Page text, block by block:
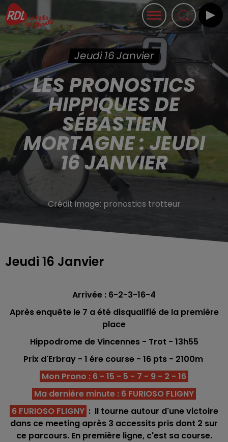
Jeudi 16 Janvier
LES PRONOSTICS
HIPPIQUES DE
SÉBASTIEN
MORTAGNE : JEUDI
16 JANVIER
Crédit image: pronostics trotteur
Jeudi 16 Janvier
Arrivée : 6-2-3-16-4
Après enquête le 7 a été disqualifié de la première
place
Hippodrome de Vincennes - Trot - 13h55
Prix d'Erbray - 1 ére course - 16 pts - 2100m
Mon Prono : 6 - 15 - 5 - 7 - 9 - 2 - 16
Ma dernière minute : 6 FURIOSO FLIGNY
6 FURIOSO FLIGNY : Il tourne autour d'une victoire
dans ce meeting après 3 accessits pris dont 2 sur
ce parcours. En première ligne, c'est sa course.